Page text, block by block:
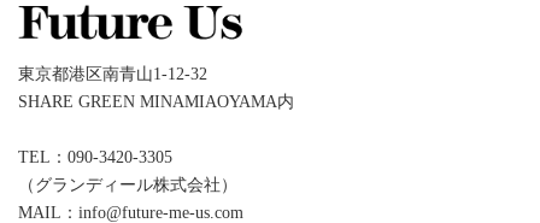
東京都港区南青山1-12-32
SHARE GREEN MINAMIAOYAMA内
TEL：090-3420-3305
（グランディール株式会社）
MAIL：info@future-me-us.com